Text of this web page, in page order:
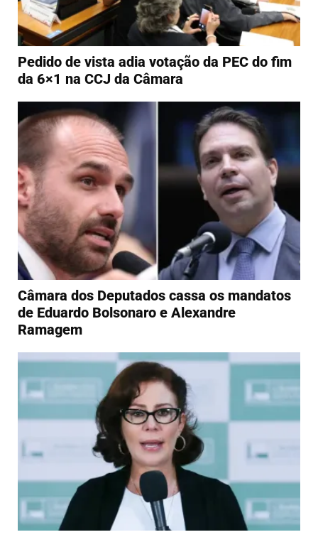
Pedido de vista adia votação da PEC do fim
da 6×1 na CCJ da Câmara
Câmara dos Deputados cassa os mandatos
de Eduardo Bolsonaro e Alexandre
Ramagem